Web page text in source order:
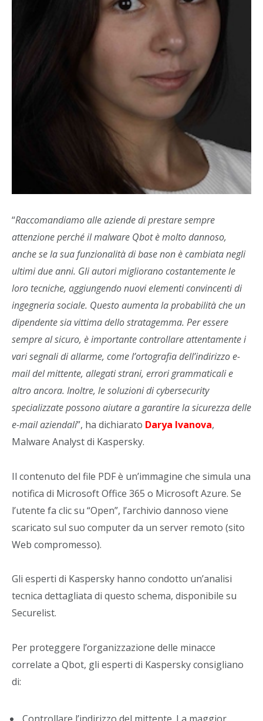
“Raccomandiamo alle aziende di prestare sempre
attenzione perché il malware Qbot è molto dannoso,
anche se la sua funzionalità di base non è cambiata negli
ultimi due anni. Gli autori migliorano costantemente le
loro tecniche, aggiungendo nuovi elementi convincenti di
ingegneria sociale. Questo aumenta la probabilità che un
dipendente sia vittima dello stratagemma. Per essere
sempre al sicuro, è importante controllare attentamente i
vari segnali di allarme, come l’ortografia dell’indirizzo e-
mail del mittente, allegati strani, errori grammaticali e
altro ancora. Inoltre, le soluzioni di cybersecurity
specializzate possono aiutare a garantire la sicurezza delle
e-mail aziendali”, ha dichiarato Darya Ivanova,
Malware Analyst di Kaspersky.
Il contenuto del file PDF è un’immagine che simula una
notifica di Microsoft Office 365 o Microsoft Azure. Se
l’utente fa clic su “Open”, l’archivio dannoso viene
scaricato sul suo computer da un server remoto (sito
Web compromesso).
Gli esperti di Kaspersky hanno condotto un’analisi
tecnica dettagliata di questo schema, disponibile su
Securelist.
Per proteggere l’organizzazione delle minacce
correlate a Qbot, gli esperti di Kaspersky consigliano
di: